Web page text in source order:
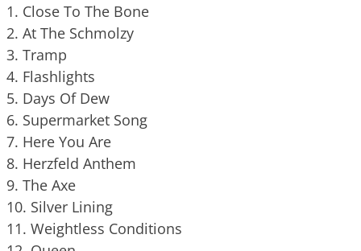
1. Close To The Bone
2. At The Schmolzy
3. Tramp
4. Flashlights
5. Days Of Dew
6. Supermarket Song
7. Here You Are
8. Herzfeld Anthem
9. The Axe
10. Silver Lining
11. Weightless Conditions